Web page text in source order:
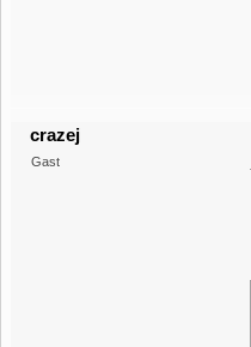
crazej
Gast